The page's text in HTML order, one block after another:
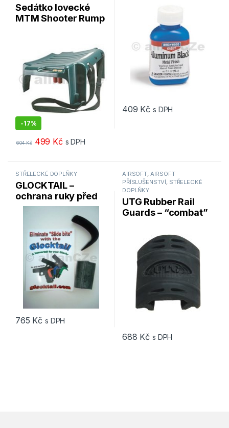
Sedátko lovecké
MTM Shooter Rump
-17%
604Kč 499 Kč s DPH
409 Kč s DPH
STŘELECKÉ DOPLŇKY
GLOCKTAIL –
ochrana ruky před
“slide bite” pro
765 Kč s DPH
AIRSOFT, AIRSOFT
PŘÍSLUŠENSTVÍ, STŘELECKÉ
DOPLŇKY
UTG Rubber Rail
Guards – “combat”
sada 12ks
688 Kč s DPH